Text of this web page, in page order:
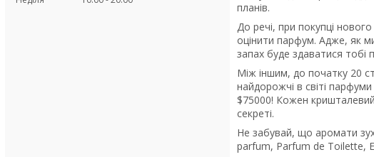
планів.
До речі, при покупці
оцінити парфум. Адже, як
запах буде здаватися тобі
Між іншим, до початку 20
найдорожчі в світі
$75000! Кожен кришталевий
секреті.
Не забувай, що аромати
parfum, Parfum de Toilette,